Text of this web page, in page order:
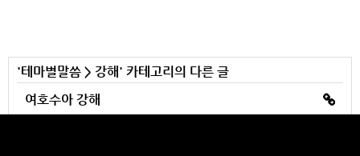
'테마별말씀 > 강해 ' 카테고리의 다른 글
여호수아 강해